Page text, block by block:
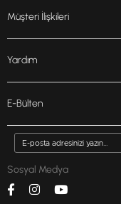
Müşteri İlişkileri
Yardım
E-Bülten
Sosyal Medya